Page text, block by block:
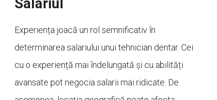
Salariul
Experiența joacă un rol semnificativ în
determinarea salariului unui tehnician dentar. Cei
cu o experiență mai îndelungată și cu abilități
avansate pot negocia salarii mai ridicate. De